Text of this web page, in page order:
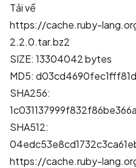
Tải về
https://cache.ruby-
2.2.0.tar.bz2
SIZE: 13304042 bytes
MD5:
SHA256:
SHA512:
https://cache.ruby-